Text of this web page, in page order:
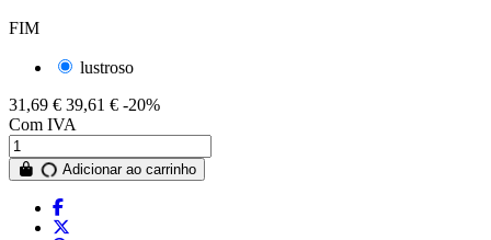
FIM
lustroso
31,69 € 39,61 € -20%
Com IVA
Adicionar ao carrinho